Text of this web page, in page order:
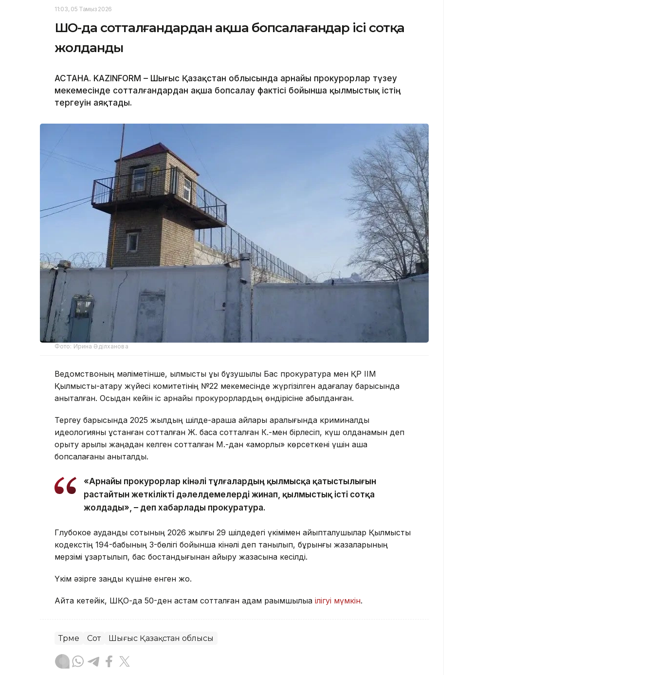
11:03, 05 Тамыз 2026
ШҚО-да сотталғандардан ақша бопсалағандар ісі сотқа
жолданды
АСТАНА. KAZINFORM – Шығыс Қазақстан облысында арнайы прокурорлар түзеу
мекемесінде сотталғандардан ақша бопсалау фактісі бойынша қылмыстық істің
тергеуін аяқтады.
Фото: Ирина Әділханова
Ведомствоның мәліметінше, қылмыстық құқық бұзушылық Бас прокуратура мен ҚР ІІМ
Қылмыстық-атқару жүйесі комитетінің №22 мекемесінде жүргізілген қадағалау барысында
анықталған. Осыдан кейін іс арнайы прокурорлардың өндірісіне қабылданған.
Тергеу барысында 2025 жылдың шілде-қараша айлары аралығында криминалдық
идеологияны ұстанған сотталған Ж. басқа сотталған К.-мен бірлесіп, күш қолданамын деп
қорқыту арқылы жаңадан келген сотталған М.-дан «қамқорлық» көрсеткені үшін ақша
бопсалағаны анықталды.
«Арнайы прокурорлар кінәлі тұлғалардың қылмысқа қатыстылығын
растайтын жеткілікті дәлелдемелерді жинап, қылмыстық істі сотқа
жолдады», – деп хабарлады прокуратура.
Глубокое аудандық сотының 2026 жылғы 29 шілдедегі үкімімен айыпталушылар Қылмыстық
кодекстің 194-бабының 3-бөлігі бойынша кінәлі деп танылып, бұрынғы жазаларының
мерзімі ұзартылып, бас бостандығынан айыру жазасына кесілді.
Үкім әзірге заңды күшіне енген жоқ.
Айта кетейік, ШҚО-да 50-ден астам сотталған адам рақымшылыққа ілігуі мүмкін.
Түрме Сот Шығыс Қазақстан облысы